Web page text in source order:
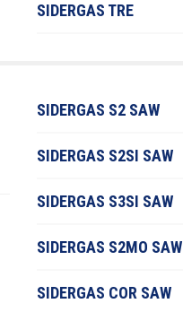
SIDERGAS TRE
SIDERGAS S2 SAW
SIDERGAS S2SI SAW
SIDERGAS S3SI SAW
SIDERGAS S2MO SAW
SIDERGAS COR SAW